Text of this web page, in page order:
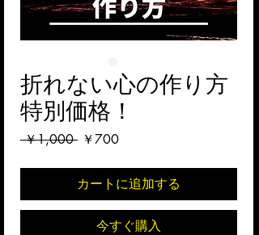
折れない心の作り方
特別価格！
￥1,000 通
格
￥700セ
ル
価
格
カートに追加する
今すぐ購入